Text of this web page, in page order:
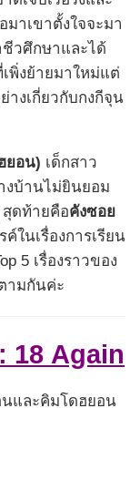
มาเขาตั้งใจจะมา
ชีวศึกษาและได้
พิ่งย้ายมาใหม่แต่
างเกี่ยวกับกงกีจุน
ยอน) เด็กสาว
งบ้านไม่ยินยอม
สุดท้ายคือคังซอย
ในเรื่องการเรียน
5 เรื่องราวของ
ามกันค่ะ
18 Again
และคิมโดฮยอน